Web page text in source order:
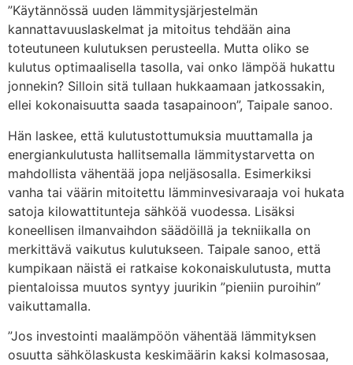
”Käytännössä uuden lämmitysjärjestelmän
kannattavuuslaskelmat ja mitoitus tehdään aina
toteutuneen kulutuksen perusteella. Mutta oliko se
kulutus optimaalisella tasolla, vai onko lämpöä hukattu
jonnekin? Silloin sitä tullaan hukkaamaan jatkossakin,
ellei kokonaisuutta saada tasapainoon”, Taipale sanoo.
Hän laskee, että kulutustottumuksia muuttamalla ja
energiankulutusta hallitsemalla lämmitystarvetta on
mahdollista vähentää jopa neljäsosalla. Esimerkiksi
vanha tai väärin mitoitettu lämminvesivaraaja voi hukata
satoja kilowattitunteja sähköä vuodessa. Lisäksi
koneellisen ilmanvaihdon säädöillä ja tekniikalla on
merkittävä vaikutus kulutukseen. Taipale sanoo, että
kumpikaan näistä ei ratkaise kokonaiskulutusta, mutta
pientaloissa muutos syntyy juurikin ”pieniin puroihin”
vaikuttamalla.
”Jos investointi maalämpöön vähentää lämmityksen
osuutta sähkölaskusta keskimäärin kaksi kolmasosaa,